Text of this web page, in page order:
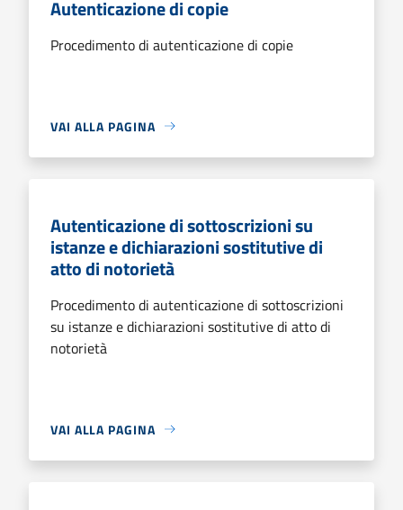
Autenticazione di copie
Procedimento di autenticazione di copie
VAI ALLA PAGINA
Autenticazione di sottoscrizioni su
istanze e dichiarazioni sostitutive di
atto di notorietà
Procedimento di autenticazione di sottoscrizioni
su istanze e dichiarazioni sostitutive di atto di
notorietà
VAI ALLA PAGINA